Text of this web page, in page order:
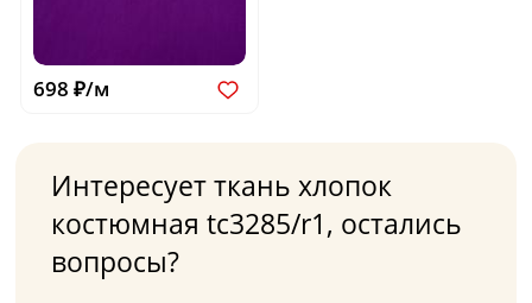
698 ₽/м
Интересует ткань хлопок
костюмная tc3285/r1, остались
вопросы?